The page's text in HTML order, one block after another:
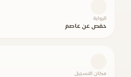
الرواية
حفص عن عاصم
مكان التسجيل